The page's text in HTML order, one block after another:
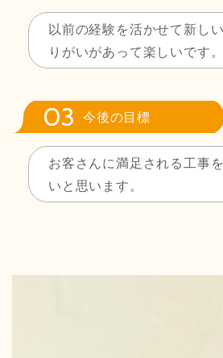
以前の経験を活かせて新し
りがいがあって楽しいです。
今後の目標
お客さんに満足される工事
いと思います。